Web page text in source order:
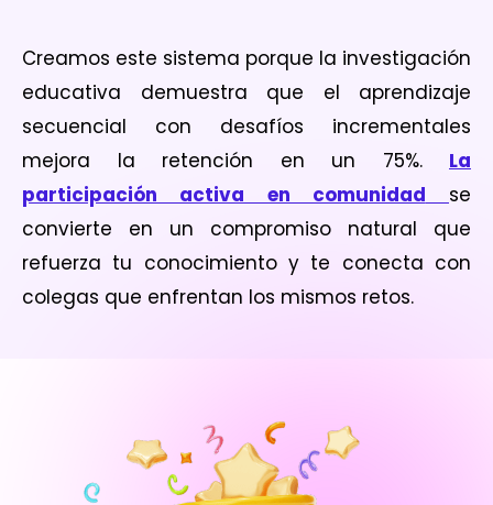
Creamos este sistema porque la investigación
educativa demuestra que el aprendizaje
secuencial con desafíos incrementales
mejora la retención en un 75%. La
participación activa en comunidad
se
convierte en un compromiso natural que
refuerza tu conocimiento y te conecta con
colegas que enfrentan los mismos retos.